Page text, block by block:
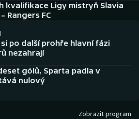
kvalifikace Ligy mistryň Slavia
Rangers FC
po další prohře hlavní fázi
nezahrají
gólů, Sparta padla v
nulový
Zobrazit program